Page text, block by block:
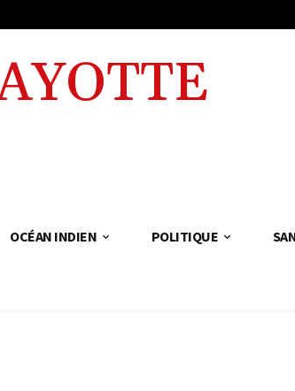
OCÉAN INDIEN POLITIQUE